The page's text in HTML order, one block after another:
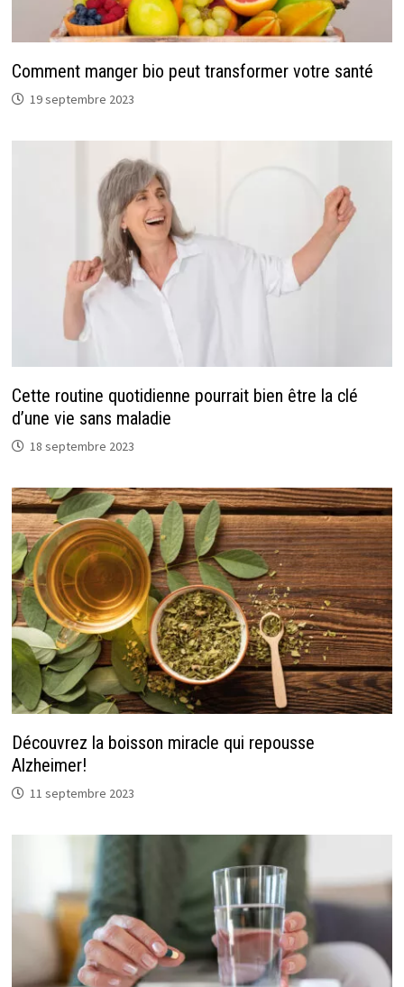
Comment manger bio peut transformer votre santé
19 septembre 2023
Cette routine quotidienne pourrait bien être la clé
d’une vie sans maladie
18 septembre 2023
Découvrez la boisson miracle qui repousse
Alzheimer!
11 septembre 2023